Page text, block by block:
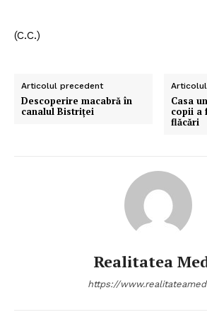
(C.C.)
Articolul precedent
Descoperire macabră în
canalul Bistriţei
Casa
copii a
flăcări
Realitatea
https://